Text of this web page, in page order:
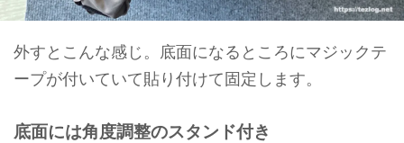
外すとこんな感じ。底面になるところにマジックテ
ープが付いていて貼り付けて固定します。
底面には角度調整のスタンド付き